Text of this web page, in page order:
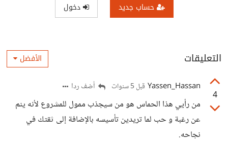
حساب جديد دخول
التعليقات الأفضل
4
Yassen_Hassan قبل 5 سنوات أضف ردا
من رأيي هذا الحماس هو من سيجذب ممول للمشروع لأنه ينم
عن رغبة و حب لما تريدين تأسيسه بالإضافة إلى ثقتك في
نجاحه.